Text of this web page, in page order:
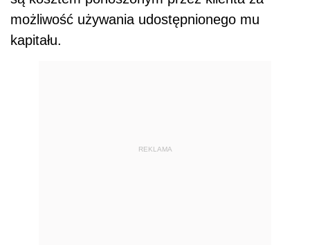
możliwość używania udostępnionego mu
kapitału.
REKLAMA